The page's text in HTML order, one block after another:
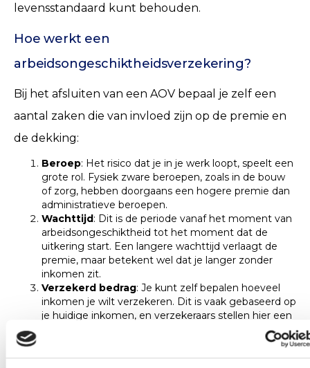
levensstandaard kunt behouden.
Hoe werkt een
arbeidsongeschiktheidsverzekering?
Bij het afsluiten van een AOV bepaal je zelf een
aantal zaken die van invloed zijn op de premie en
de dekking:
Beroep: Het risico dat je in je werk loopt, speelt een
grote rol. Fysiek zware beroepen, zoals in de bouw
of zorg, hebben doorgaans een hogere premie dan
administratieve beroepen.
Wachttijd: Dit is de periode vanaf het moment van
arbeidsongeschiktheid tot het moment dat de
uitkering start. Een langere wachttijd verlaagt de
premie, maar betekent wel dat je langer zonder
inkomen zit.
Verzekerd bedrag: Je kunt zelf bepalen hoeveel
inkomen je wilt verzekeren. Dit is vaak gebaseerd op
je huidige inkomen, en verzekeraars stellen hier een
Eindleeftijd: De leeftijd tot wanneer je de